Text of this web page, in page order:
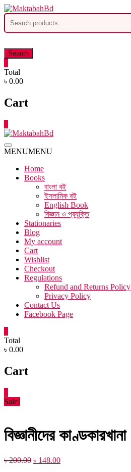
Skip
to
content
Search
for:
Search
Total
৳ 0.00
Cart
MENUMENU
Home
Books
বাংলা বই
ইসলামিক বই
English Book
বিজ্ঞান ও প্রযুক্তি
Stationaries
Blog
My account
Cart
Wishlist
Checkout
Regulations
Refund and Returns Policy
Privacy Policy
Contact Us
Facebook Page
Total
৳ 0.00
Cart
Sale!
বিজ্ঞানীদের কাণ্ডকারখানা
৳200.00 Original
৳ 148.00Current